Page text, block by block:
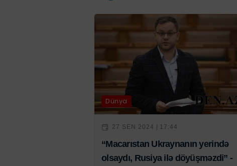
Dünya
27 SEN 2024 | 17:44
“Macarıstan Ukraynanın yerində
olsaydı, Rusiya ilə döyüşməzdi” -